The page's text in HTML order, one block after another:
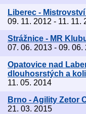
Liberec -
09. 11. 2012 - 11. 11.
Strážnice - MR
07. 06. 2013 - 09. 06.
Opatovice nad
dlouhosrstých a
11. 05. 2014
Brno - Agility Zetor
21. 03. 2015